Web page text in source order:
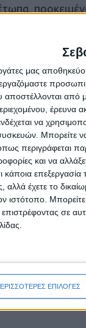
μας
από
έρευνα
να
Μπορείτε να
περιγράφεται
και να
κάποια
έχετε το
ιστότοπο.
σε
ΕΠΙΛΟΓΕΣ
την
αλλά και
Νέου Αγώνα
ΝΕΟΣ
της
Ν.